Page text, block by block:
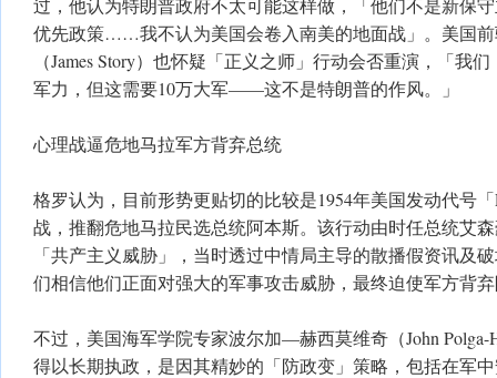
过，他认为特朗普政府不太可能这样做，「他们不是新保
优先政策……我不认为美国会卷入南美的地面战」。美国
（James Story）也怀疑「正义之师」行动会否重演，「我
军力，但这需要10万大军——这不是特朗普的作风。」
心理战逼危地马拉军方背弃总统
格罗认为，目前形势更贴切的比较是1954年美国发动代号「
战，推翻危地马拉民选总统阿本斯。该行动由时任总统艾
「共产主义威胁」，当时透过中情局主导的散播假资讯及
们相信他们正面对强大的军事攻击威胁，最终迫使军方背
不过，美国海军学院专家波尔加—赫西莫维奇（John Polga-
得以长期执政，是因其精妙的「防政变」策略，包括在军